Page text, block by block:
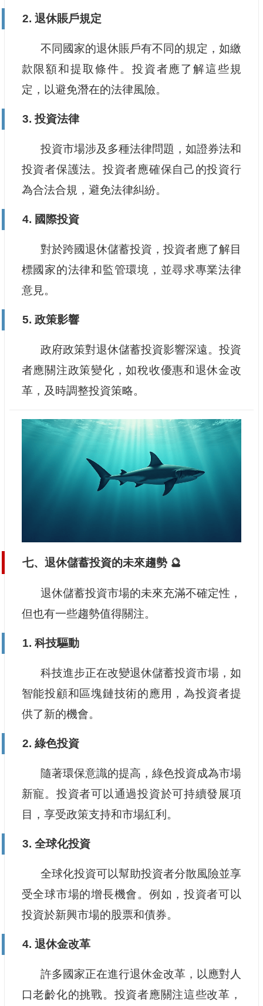
2. 退休賬戶規定
不同國家的退休賬戶有不同的規定，如繳
款限額和提取條件。投資者應了解這些規
定，以避免潛在的法律風險。
3. 投資法律
投資市場涉及多種法律問題，如證券法和
投資者保護法。投資者應確保自己的投資行
為合法合規，避免法律糾紛。
4. 國際投資
對於跨國退休儲蓄投資，投資者應了解目
標國家的法律和監管環境，並尋求專業法律
意見。
5. 政策影響
政府政策對退休儲蓄投資影響深遠。投資
者應關注政策變化，如稅收優惠和退休金改
革，及時調整投資策略。
七、退休儲蓄投資的未來趨勢 🔮
退休儲蓄投資市場的未來充滿不確定性，
但也有一些趨勢值得關注。
1. 科技驅動
科技進步正在改變退休儲蓄投資市場，如
智能投顧和區塊鏈技術的應用，為投資者提
供了新的機會。
2. 綠色投資
隨著環保意識的提高，綠色投資成為市場
新寵。投資者可以通過投資於可持續發展項
目，享受政策支持和市場紅利。
3. 全球化投資
全球化投資可以幫助投資者分散風險並享
受全球市場的增長機會。例如，投資者可以
投資於新興市場的股票和債券。
4. 退休金改革
許多國家正在進行退休金改革，以應對人
口老齡化的挑戰。投資者應關注這些改革，